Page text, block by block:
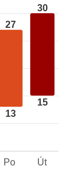
27
13
30
15
Po Út